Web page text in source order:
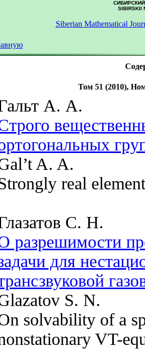
SIBIRSKII
Siberian Mathematical
Том 51 (2010),
А. А.
A. A.
real
С. Н.
разрешимости
для
S. N.
solvability of a
VT-